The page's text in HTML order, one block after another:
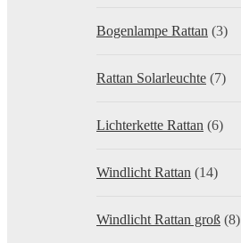
Bogenlampe Rattan (3)
Rattan Solarleuchte (7)
Lichterkette Rattan (6)
Windlicht Rattan (14)
Windlicht Rattan groß (8)